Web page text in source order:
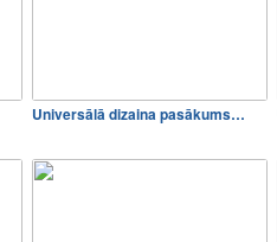
Universālā dizaina pasākums…